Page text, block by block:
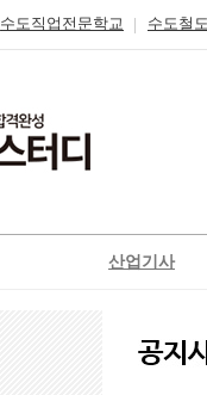
수도직업전문학교 수도철
산업기사
전기공사